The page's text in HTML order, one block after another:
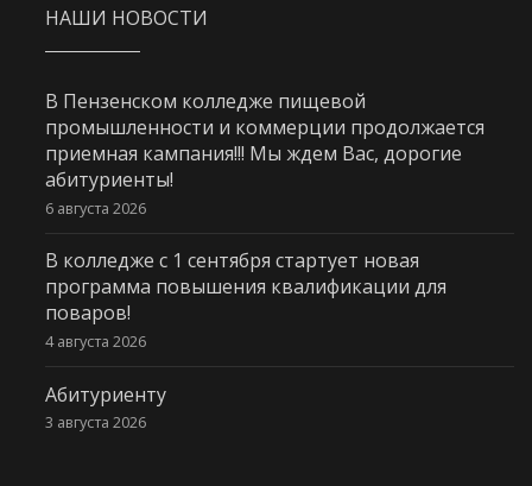
НАШИ НОВОСТИ
В Пензенском колледже пищевой
промышленности и коммерции продолжается
приемная кампания!!! Мы ждем Вас, дорогие
абитуриенты!
6 августа 2026
В колледже с 1 сентября стартует новая
программа повышения квалификации для
поваров!
4 августа 2026
Абитуриенту
3 августа 2026